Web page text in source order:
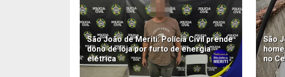
São João de Meriti: Polícia Civil prende
dono de loja por furto de energia
elétrica
São
no